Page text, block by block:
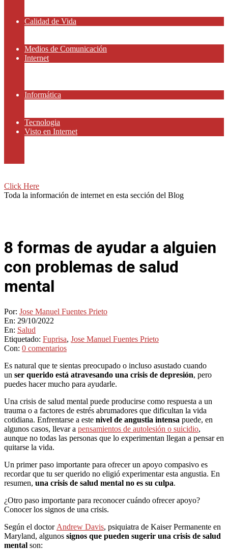
Calidad de Vida
Medios de Comunicación
Internet
Informática
Tecnologia
Visto en Internet
Click Here
Toda la información de internet en esta sección del Blog
8 formas de ayudar a alguien
con problemas de salud
mental
Por: Jose Manuel Fuentes Prieto
En: 29/10/2022
En: Salud
Etiquetado: Fuprisa, Jose Manuel Fuentes Prieto
Con: 0 comentarios
Es natural que te sientas preocupado o incluso asustado cuando
un ser querido está atravesando una crisis de depresión, pero
puedes hacer mucho para ayudarle.
Una crisis de salud mental puede producirse como respuesta a un
trauma o a factores de estrés abrumadores que dificultan la vida
cotidiana. Enfrentarse a este nivel de angustia intensa puede, en
algunos casos, llevar a pensamientos de autolesión o suicidio,
aunque no todas las personas que lo experimentan llegan a pensar en
quitarse la vida.
Un primer paso importante para ofrecer un apoyo compasivo es
recordar que tu ser querido no eligió experimentar esta angustia. En
resumen, una crisis de salud mental no es su culpa.
¿Otro paso importante para reconocer cuándo ofrecer apoyo?
Conocer los signos de una crisis.
Según el doctor Andrew Davis, psiquiatra de Kaiser Permanente en
Maryland, algunos signos que pueden sugerir una crisis de salud
mental son: